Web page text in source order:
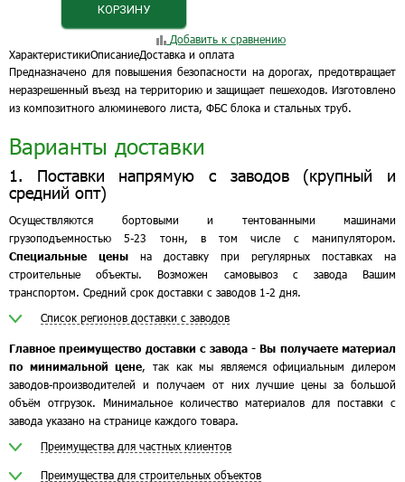
КОРЗИНУ
Добавить к сравнению
ХарактеристикиОписаниеДоставка и оплата
Предназначено для повышения безопасности на дорогах, предотвращает
неразрешенный въезд на территорию и защищает пешеходов. Изготовлено
из композитного алюминевого листа, ФБС блока и стальных труб.
Варианты доставки
1. Поставки напрямую с заводов (крупный и
средний опт)
Осуществляются бортовыми и тентованными машинами
грузоподъемностью 5-23 тонн, в том числе с манипулятором.
Специальные цены на доставку при регулярных поставках на
строительные объекты. Возможен самовывоз с завода Вашим
транспортом. Средний срок доставки с заводов 1-2 дня.
Список регионов доставки с заводов
Главное преимущество доставки с завода - Вы получаете материал
по минимальной цене, так как мы являемся официальным дилером
заводов-производителей и получаем от них лучшие цены за большой
объём отгрузок. Минимальное количество материалов для поставки с
завода указано на странице каждого товара.
Преимущества для частных клиентов
Преимущества для строительных объектов